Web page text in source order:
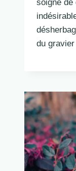
soigné
du